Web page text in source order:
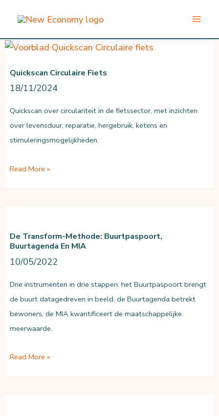
de
inhoud
Quickscan Circulaire Fiets
18/11/2024
Quickscan over circulariteit in de fietssector, met inzichten
over levensduur, reparatie, hergebruik, ketens en
stimuleringsmogelijkheden.
Quickscan
Read More »
De Transform-Methode: Buurtpaspoort,
Buurtagenda En MIA
10/05/2022
Drie instrumenten in drie stappen: het Buurtpaspoort brengt
de buurt datagedreven in beeld, de Buurtagenda betrekt
bewoners, de MIA kwantificeert de maatschappelijke
meerwaarde.
De
Read More »